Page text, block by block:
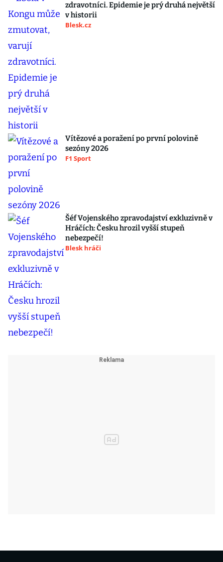
zdravotníci. Epidemie je prý druhá největší
v historii
Blesk.cz
Vítězové a poražení po první polovině
sezóny 2026
F1 Sport
Šéf Vojenského zpravodajství exkluzivně v
Hráčích: Česku hrozil vyšší stupeň
nebezpečí!
Blesk hráči